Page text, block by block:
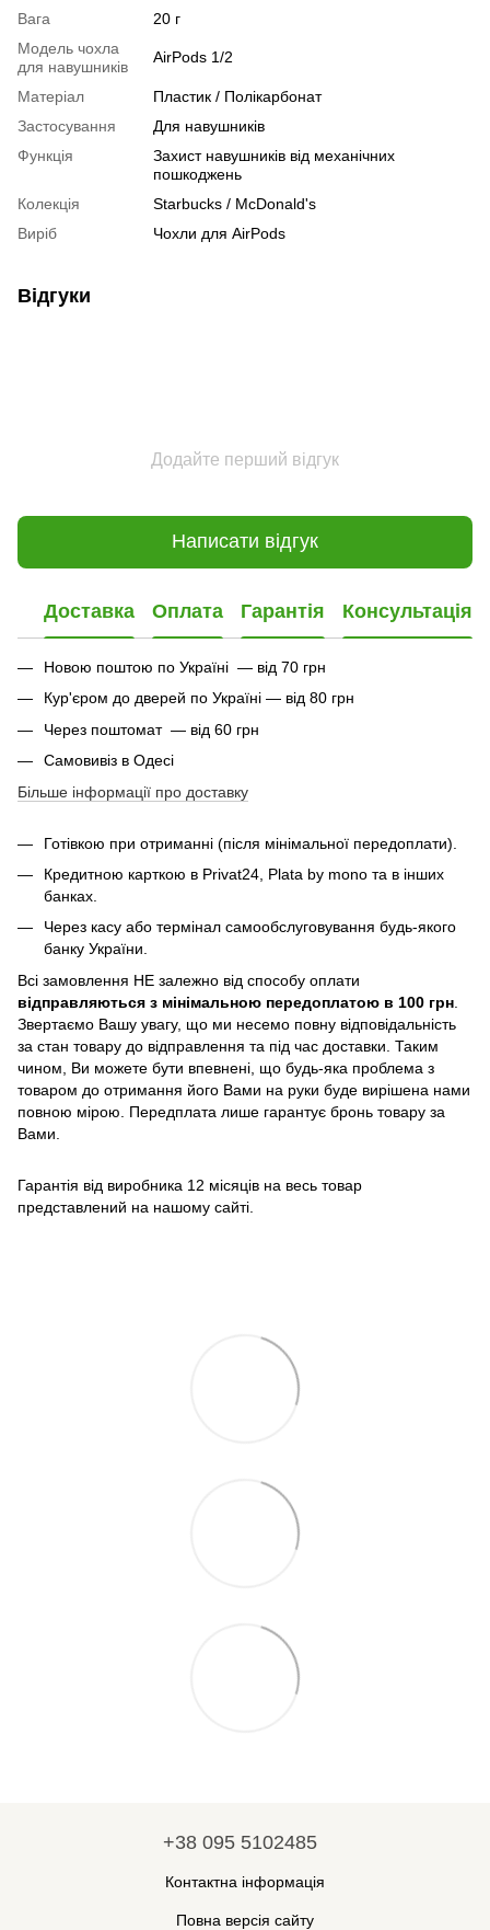
Вага
20 г
Модель чохла
для навушників
AirPods 1/2
Матеріал
Пластик / Полікарбонат
Застосування
Для навушників
Функція
Захист навушників від механічних
пошкоджень
Колекція
Starbucks / McDonald's
Виріб
Чохли для AirPods
Відгуки
Додайте перший відгук
Написати відгук
Доставка Оплата Гарантія Консультація
Новою поштою по Україні — від 70 грн
Кур'єром до дверей по Україні — від 80 грн
Через поштомат — від 60 грн
Самовивіз в Одесі
Більше інформації про доставку
Готівкою при отриманні (після мінімальної передоплати).
Кредитною карткою в Privat24, Plata by mono та в інших
банках.
Через касу або термінал самообслуговування будь-якого
банку України.
Всі замовлення НЕ залежно від способу оплати
відправляються з мінімальною передоплатою в 100 грн
Звертаємо Вашу увагу, що ми несемо повну відповідальність
за стан товару до відправлення та під час доставки. Таким
чином, Ви можете бути впевнені, що будь-яка проблема з
товаром до отримання його Вами на руки буде вирішена нами
повною мірою. Передплата лише гарантує бронь товару за
Вами.
Гарантія від виробника 12 місяців на весь товар
представлений на нашому сайті.
+38 095 5102485
Контактна інформація
Повна версія сайту